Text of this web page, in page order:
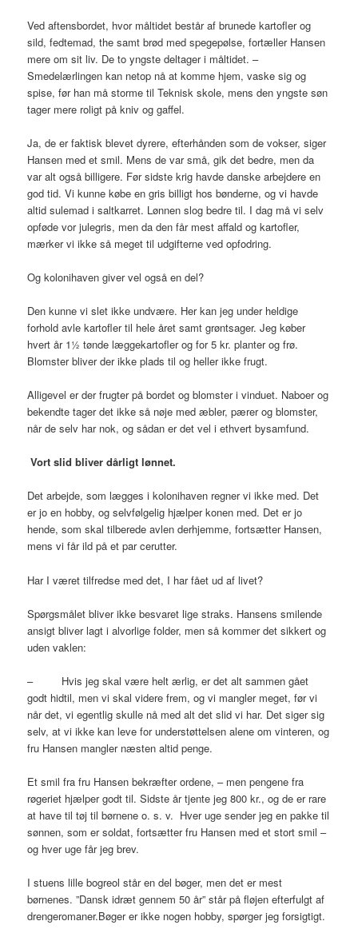
Ved aftensbordet, hvor måltidet består af brunede kartofler og
sild, fedtemad, the samt brød med spegepølse, fortæller Hansen
mere om sit liv. De to yngste deltager i måltidet. –
Smedelærlingen kan netop nå at komme hjem, vaske sig og
spise, før han må storme til Teknisk skole, mens den yngste søn
tager mere roligt på kniv og gaffel.
Ja, de er faktisk blevet dyrere, efterhånden som de vokser, siger
Hansen med et smil. Mens de var små, gik det bedre, men da
var alt også billigere. Før sidste krig havde danske arbejdere en
god tid. Vi kunne købe en gris billigt hos bønderne, og vi havde
altid sulemad i saltkarret. Lønnen slog bedre til. I dag må vi selv
opføde vor julegris, men da den får mest affald og kartofler,
mærker vi ikke så meget til udgifterne ved opfodring.
Og kolonihaven giver vel også en del?
Den kunne vi slet ikke undvære. Her kan jeg under heldige
forhold avle kartofler til hele året samt grøntsager. Jeg køber
hvert år 1½ tønde læggekartofler og for 5 kr. planter og frø.
Blomster bliver der ikke plads til og heller ikke frugt.
Alligevel er der frugter på bordet og blomster i vinduet. Naboer og
bekendte tager det ikke så nøje med æbler, pærer og blomster,
når de selv har nok, og sådan er det vel i ethvert bysamfund.
Vort slid bliver dårligt lønnet.
Det arbejde, som lægges i kolonihaven regner vi ikke med. Det
er jo en hobby, og selvfølgelig hjælper konen med. Det er jo
hende, som skal tilberede avlen derhjemme, fortsætter Hansen,
mens vi får ild på et par cerutter.
Har I været tilfredse med det, I har fået ud af livet?
Spørgsmålet bliver ikke besvaret lige straks. Hansens smilende
ansigt bliver lagt i alvorlige folder, men så kommer det sikkert og
uden vaklen:
– Hvis jeg skal være helt ærlig, er det alt sammen gået
godt hidtil, men vi skal videre frem, og vi mangler meget, før vi
når det, vi egentlig skulle nå med alt det slid vi har. Det siger sig
selv, at vi ikke kan leve for understøttelsen alene om vinteren, og
fru Hansen mangler næsten altid penge.
Et smil fra fru Hansen bekræfter ordene, – men pengene fra
røgeriet hjælper godt til. Sidste år tjente jeg 800 kr., og de er rare
at have til tøj til børnene o. s. v. Hver uge sender jeg en pakke til
sønnen, som er soldat, fortsætter fru Hansen med et stort smil –
og hver uge får jeg brev.
I stuens lille bogreol står en del bøger, men det er mest
børnenes. ”Dansk idræt gennem 50 år” står på fløjen efterfulgt af
drengeromaner.Bøger er ikke nogen hobby, spørger jeg forsigtigt.